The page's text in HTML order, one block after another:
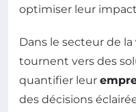
optimiser leur
Dans le secteur de la
tournent vers des
quantifier leur
des décisions